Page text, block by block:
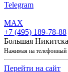
Telegram
MAX
+7 (495) 189-78-88
Большая
Нажимая на телефонный
Перейти на сайт